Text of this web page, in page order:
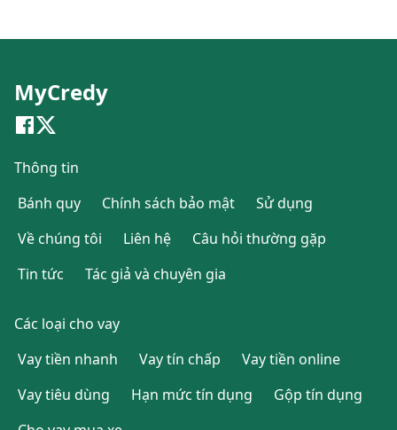
MyCredy
Thông tin
Bánh quy
Chính sách bảo mật
Sử dụng
Về chúng tôi
Liên hệ
Câu hỏi thường gặp
Tin tức
Tác giả và chuyên gia
Các loại cho vay
Vay tiền nhanh
Vay tín chấp
Vay tiền online
Vay tiêu dùng
Hạn mức tín dụng
Gộp tín dụng